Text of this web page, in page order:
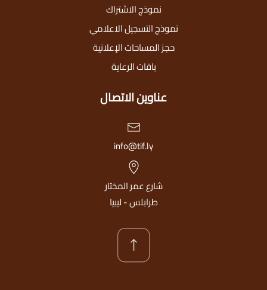
نموذج الاشتراك
نموذج التسجيل الاعلامي
حجز المساحات الإعلانية
باقات الرعاية
عناوين الاتصال
info@tif.ly
شارع عمر المختار
طرابلس - ليبيا